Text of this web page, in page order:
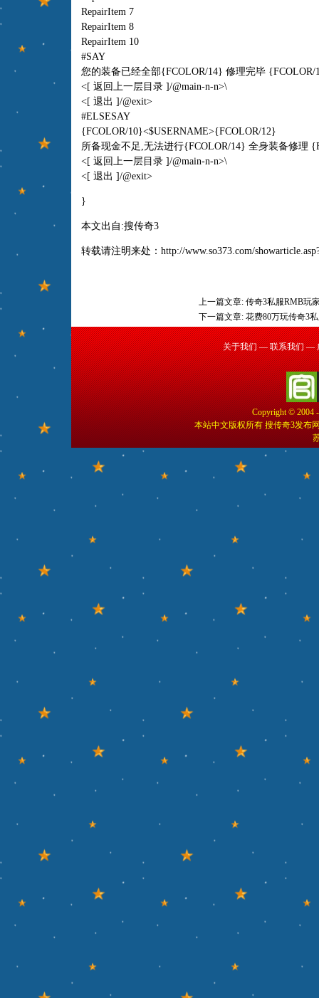
RepairItem 7
RepairItem 8
RepairItem 10
#SAY
您的装备已经全部{FCOLOR/14} 修理完毕 {FCOLOR/
<[ 返回上一层目录 ]/@main-n-n>\
<[ 退出 ]/@exit>
#ELSESAY
{FCOLOR/10}<$USERNAME>{FCOLOR/12}
所备现金不足,无法进行{FCOLOR/14} 全身装备修理
<[ 返回上一层目录 ]/@main-n-n>\
<[ 退出 ]/@exit>
}
本文出自:搜传奇3
转载请注明来处： http://www.so373.com/
上一篇文章: 传奇3私服RMB玩
下一篇文章: 花费80万玩传奇3
关于我们 — 联系我们 —
Copyright © 2004
本站中文版权所有 搜传奇3发布